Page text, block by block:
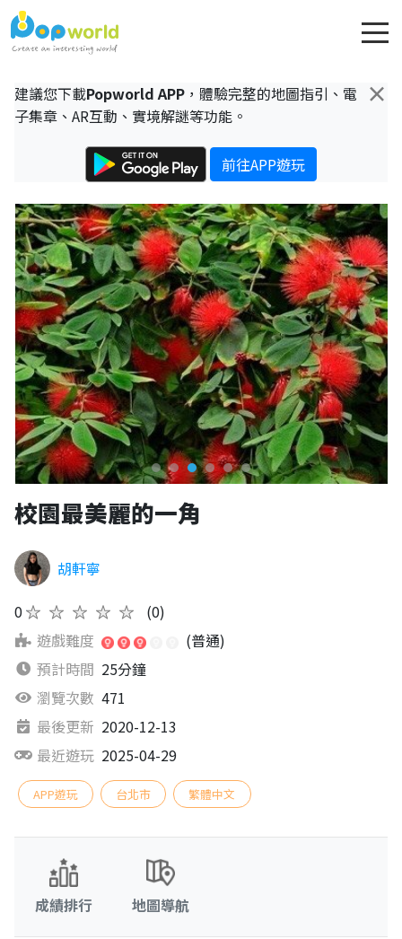
×
建議您下載Popworld APP ，體驗完整的地圖指引、電
子集章、AR互動、實境解謎等功能。
前往APP遊玩
校園最美麗的一角
胡軒寧
0★★★★★
(0)
遊戲難度
(普通)
預計時間 25分鐘
瀏覽次數 471
最後更新 2020-12-13
最近遊玩 2025-04-29
APP遊玩 台北市 繁體中文
成績排行 地圖導航